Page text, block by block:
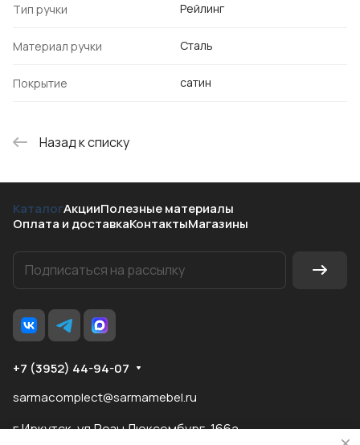
Тип ручки Рейлинг
Материал ручки Сталь
Покрытие сатин
Назад к списку
КаталогАкцииПолезные материалы
Оплата и доставкаКонтактыМагазины
+7 (3952) 44-94-07
sarmacomplect@sarmamebel.ru
г.Иркутск, ул.Розы Люксембург, 166а